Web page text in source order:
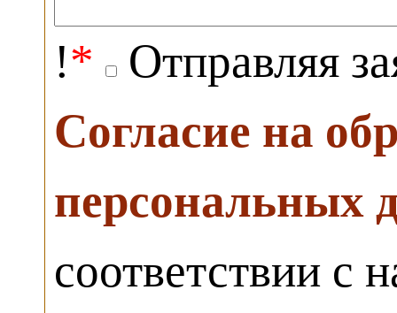
!*
Отправляя
Согласие на
персональных
соответствии с